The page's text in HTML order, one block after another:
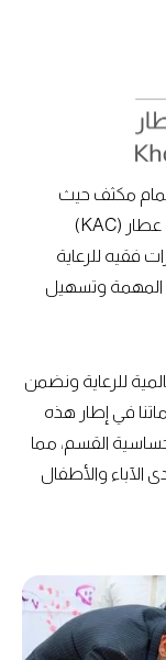
مكثف حيث
يكون اتباع نهج خاص أمرًا ضروريًا. مركز خديجة عطار (KAC)
فقيه للرعاية
المهمة وتسهيل
للرعاية ونضمن
في إطار هذه
القسم، مما
الآباء والأطفال